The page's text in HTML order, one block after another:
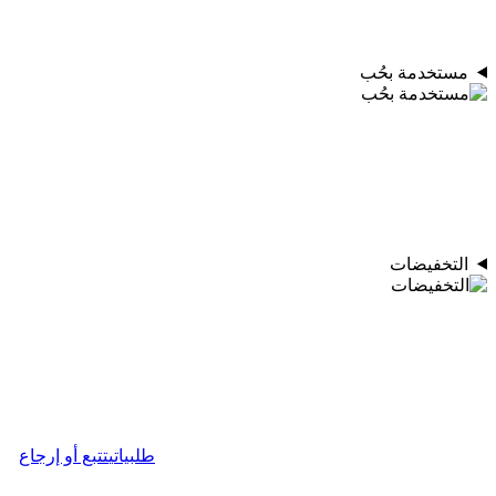
مستخدمة بحُب
التخفيضات
طلبياتيتتبع أو إرجاع